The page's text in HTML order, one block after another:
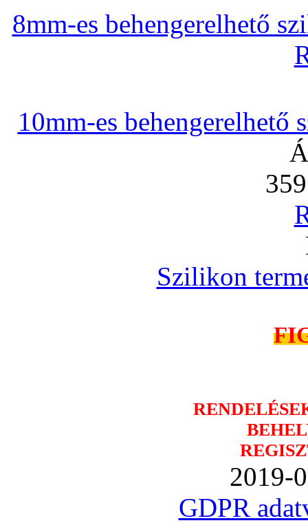
8mm-es behengerelhető
10mm-es
Szilikon
2019-
GDPR